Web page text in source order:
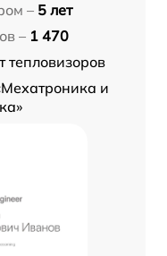
– 5 лет
– 1 470
тепловизоров
и